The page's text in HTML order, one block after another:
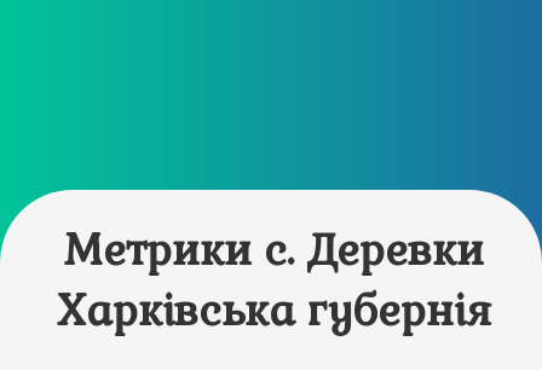
Метрики с. Деревки
Харківська губернія